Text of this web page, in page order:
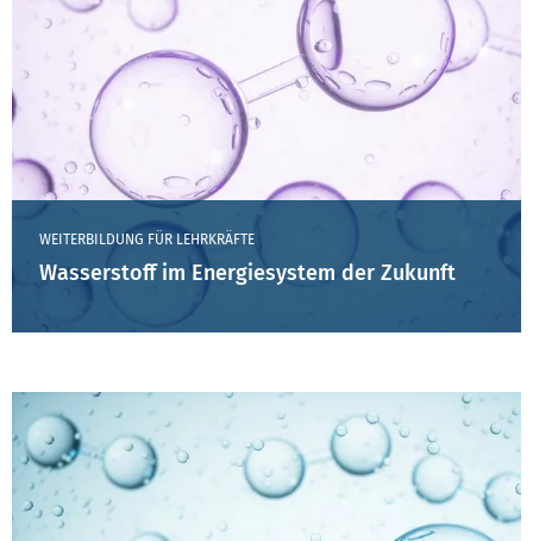
WEITERBILDUNG FÜR LEHRKRÄFTE
Wasserstoff im Energiesystem der Zukunft